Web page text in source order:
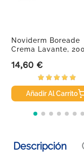
Noviderm Boreade
Crema Lavante,
Precio
14,60 €
Añadir Al Carrito
Descripción